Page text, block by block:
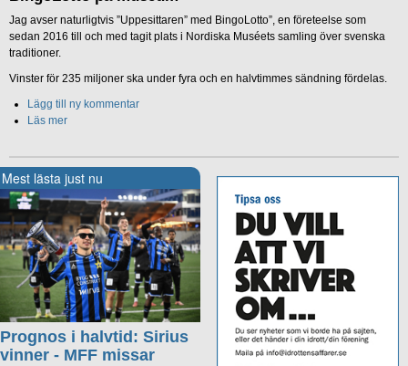
Jag avser naturligtvis ”Uppesittaren” med BingoLotto”, en företeelse som
sedan 2016 till och med tagit plats i Nordiska Muséets samling över svenska
traditioner.
Vinster för 235 miljoner ska under fyra och en halvtimmes sändning fördelas.
Lägg till ny kommentar
Läs mer
Mest lästa just nu
Prognos i halvtid: Sirius
vinner - MFF missar